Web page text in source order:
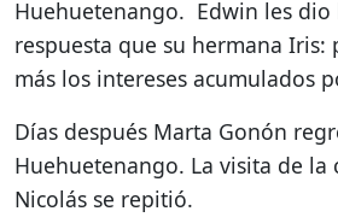
Huehuetenango. Edwin les dio
respuesta que su hermana Iris:
más los intereses acumulados
Días después Marta Gonón
Huehuetenango. La visita de la
Nicolás se repitió.